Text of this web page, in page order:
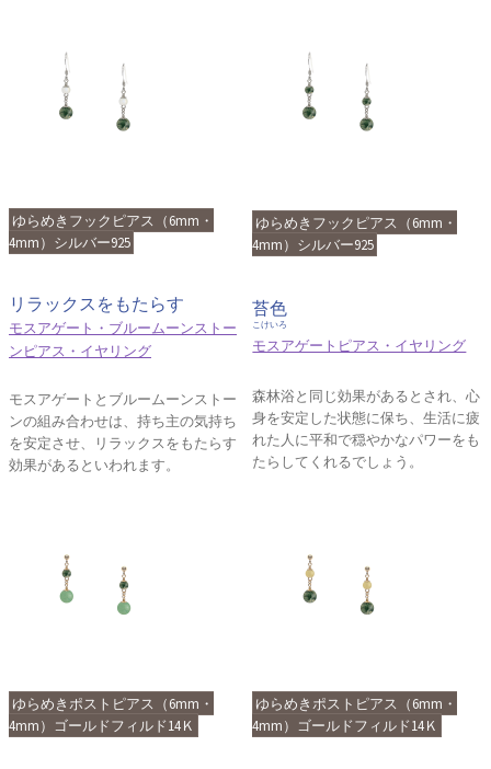
ゆらめきフックピアス（6mm・
4mm）シルバー925
リラックスをもたらす
モスアゲート・ブルームーンストー
ンピアス・イヤリング
モスアゲートとブルームーンストー
ンの組み合わせは、持ち主の気持ち
を安定させ、リラックスをもたらす
効果があるといわれます。
ゆらめきフックピアス（6mm・
4mm）シルバー925
苔色
こけいろ
モスアゲートピアス・イヤリング
森林浴と同じ効果があるとされ、心
身を安定した状態に保ち、生活に疲
れた人に平和で穏やかなパワーをも
たらしてくれるでしょう。
ゆらめきポストピアス（6mm・
4mm）ゴールドフィルド14Ｋ
ゆらめきポストピアス（6mm・
4mm）ゴールドフィルド14Ｋ